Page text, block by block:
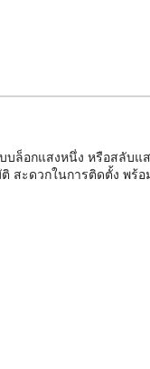
บบล็อกแสงหนึ่ง หรือสลับ
สะดวกในการติดตั้ง พ